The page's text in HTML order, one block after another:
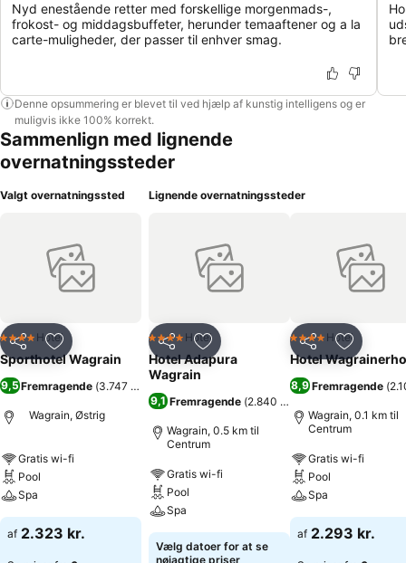
Nyd enestående retter med forskellige morgenmads-,
frokost- og middagsbuffeter, herunder temaaftener og a la
carte-muligheder, der passer til enhver smag.
Denne opsummering er blevet til ved hjælp af kunstig intelligens og er
muligvis ikke 100% korrekt.
Sammenlign med lignende
overnatningssteder
Valgt overnatningssted
Del Føj til favoritter
4 StjernerHotel
Sporthotel Wagrain
9,5Fremragende (3.747 bedømmelser
Wagrain, Østrig
Gratis wi-fi
Pool
Spa
af 2.323 kr.
Lignende overnatningssteder
Del Føj til favoritter
4 StjernerHotel
Hotel Adapura
Wagrain
9,1 Fremragende (2.840 bedømmelser
Wagrain, 0.5 km til
Centrum
Gratis wi-fi
Pool
Spa
Vælg datoer for at se
nøjagtige priser
Del Føj til
4 StjernerHotel
Hotel
8,9 Fremragende (
Wagrain, 0.1 km til
Centrum
Gratis wi-fi
Pool
Spa
af 2.293 kr.